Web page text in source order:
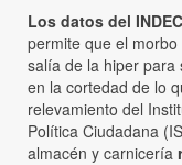
Los datos del
permite que el
salía de la hiper para
en la cortedad de lo
relevamiento del
Política Ciudadana
almacén y carnicería